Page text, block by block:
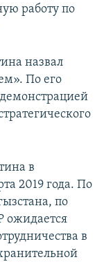
работу по
назвал
По его
в
2019 года. По
по
ожидается
в